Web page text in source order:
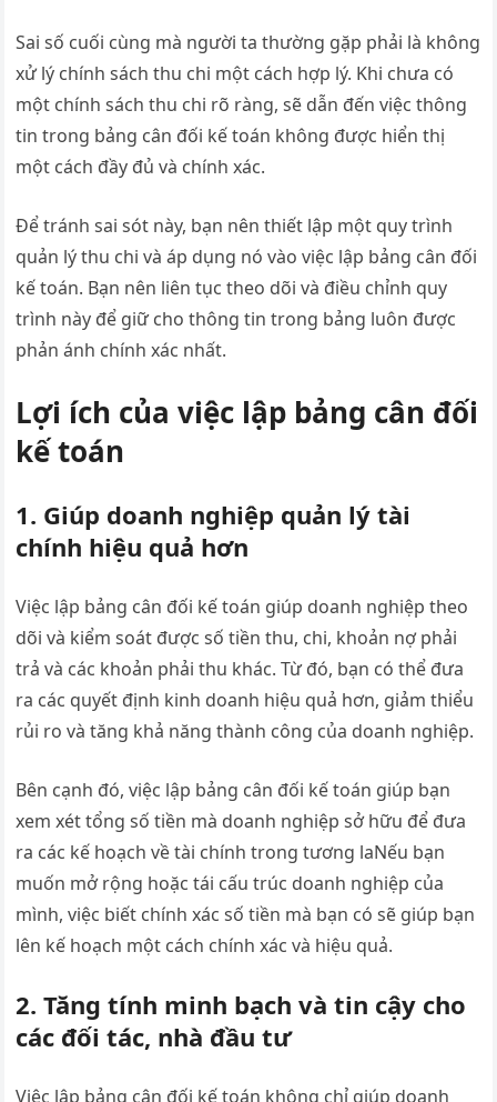
Sai số cuối cùng mà người ta thường gặp phải là không
xử lý chính sách thu chi một cách hợp lý. Khi chưa có
một chính sách thu chi rõ ràng, sẽ dẫn đến việc thông
tin trong bảng cân đối kế toán không được hiển thị
một cách đầy đủ và chính xác.
Để tránh sai sót này, bạn nên thiết lập một quy trình
quản lý thu chi và áp dụng nó vào việc lập bảng cân đối
kế toán. Bạn nên liên tục theo dõi và điều chỉnh quy
trình này để giữ cho thông tin trong bảng luôn được
phản ánh chính xác nhất.
Lợi ích của việc lập bảng cân đối
kế toán
1. Giúp doanh nghiệp quản lý tài
chính hiệu quả hơn
Việc lập bảng cân đối kế toán giúp doanh nghiệp theo
dõi và kiểm soát được số tiền thu, chi, khoản nợ phải
trả và các khoản phải thu khác. Từ đó, bạn có thể đưa
ra các quyết định kinh doanh hiệu quả hơn, giảm thiểu
rủi ro và tăng khả năng thành công của doanh nghiệp.
Bên cạnh đó, việc lập bảng cân đối kế toán giúp bạn
xem xét tổng số tiền mà doanh nghiệp sở hữu để đưa
ra các kế hoạch về tài chính trong tương laNếu bạn
muốn mở rộng hoặc tái cấu trúc doanh nghiệp của
mình, việc biết chính xác số tiền mà bạn có sẽ giúp bạn
lên kế hoạch một cách chính xác và hiệu quả.
2. Tăng tính minh bạch và tin cậy cho
các đối tác, nhà đầu tư
Việc lập bảng cân đối kế toán không chỉ giúp doanh